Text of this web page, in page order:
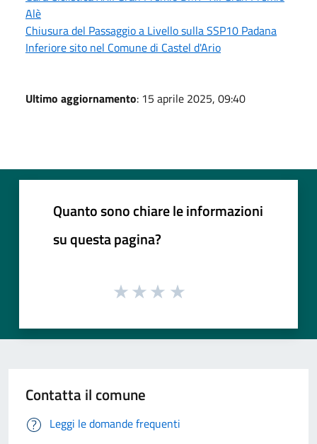
Alè
Chiusura del Passaggio a Livello sulla SSP10 Padana
Inferiore sito nel Comune di Castel d'Ario
Ultimo aggiornamento: 15 aprile 2025, 09:40
Quanto sono chiare le informazioni
su questa pagina?
Contatta il comune
Leggi le domande frequenti